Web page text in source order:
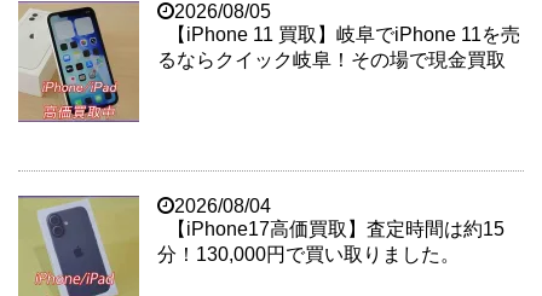
2026/08/05
【iPhone 11 買取】岐阜でiPhone 11を売
るならクイック岐阜！その場で現金買取
2026/08/04
【iPhone17高価買取】査定時間は約15
分！130,000円で買い取りました。